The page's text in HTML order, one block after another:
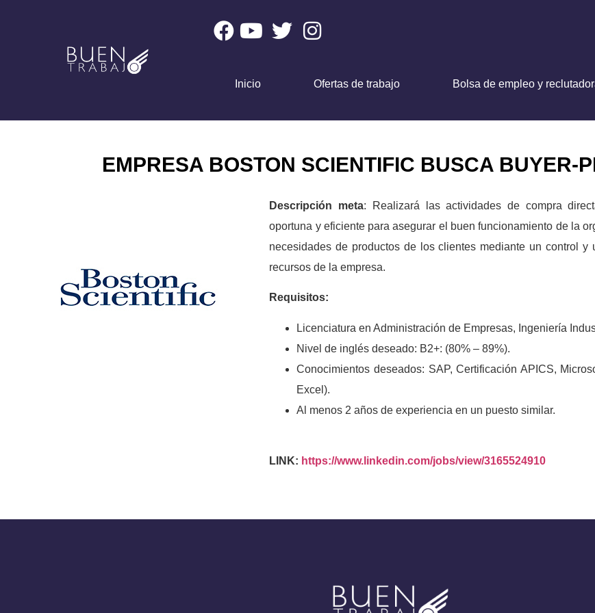
Inicio Ofertas de trabajo Bolsa de empleo y
EMPRESA BOSTON SCIENTIFIC BUSCA BUYER-
Descripción meta: Realizará las actividades de compra
oportuna y eficiente para asegurar el buen funcionamiento de la
necesidades de productos de los clientes mediante un control y
recursos de la empresa.
Requisitos:
Licenciatura en Administración de Empresas, Ingeniería
Nivel de inglés deseado: B2+: (80% – 89%).
Conocimientos deseados: SAP, Certificación APICS,
Excel).
Al menos 2 años de experiencia en un puesto similar.
LINK: https://www.linkedin.com/jobs/view/3165524910